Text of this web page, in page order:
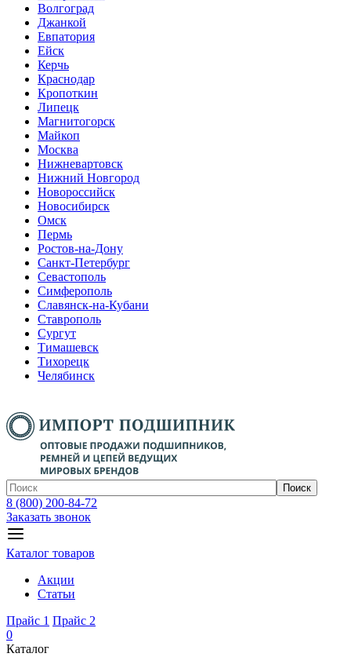
Волгоград
Джанкой
Евпатория
Ейск
Керчь
Краснодар
Кропоткин
Липецк
Магнитогорск
Майкоп
Москва
Нижневартовск
Нижний Новгород
Новороссийск
Новосибирск
Омск
Пермь
Ростов-на-Дону
Санкт-Петербург
Севастополь
Симферополь
Славянск-на-Кубани
Ставрополь
Сургут
Тимашевск
Тихорецк
Челябинск
Поиск
8 (800) 200-84-72
Заказать звонок
Каталог товаров
Акции
Статьи
Прайс 1 Прайс 2
0
Каталог